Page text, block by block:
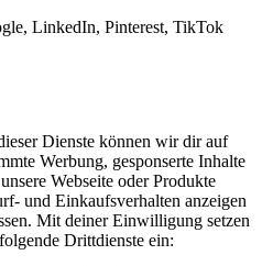
LinkedIn, Pinterest, TikTok
Dienste können wir dir auf
Werbung, gesponserte Inhalte
Webseite oder Produkte
und Einkaufsverhalten anzeigen
Mit deiner Einwilligung setzen
Drittdienste ein: